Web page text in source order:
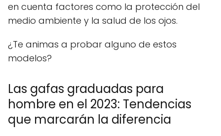
en cuenta factores como la protección del
medio ambiente y la salud de los ojos.
¿Te animas a probar alguno de estos
modelos?
Las gafas graduadas para
hombre en el 2023: Tendencias
que marcarán la diferencia